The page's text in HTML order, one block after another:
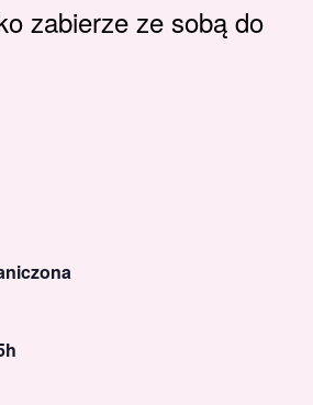
zabierze ze sobą do